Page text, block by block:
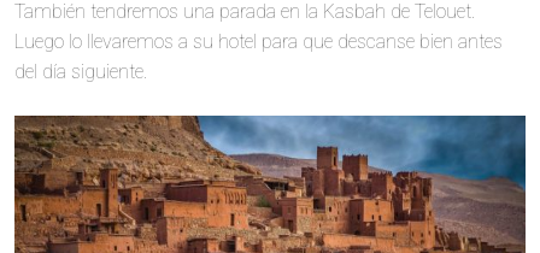
También tendremos una parada en la Kasbah de Telouet.
Luego lo llevaremos a su hotel para que descanse bien antes
del día siguiente.